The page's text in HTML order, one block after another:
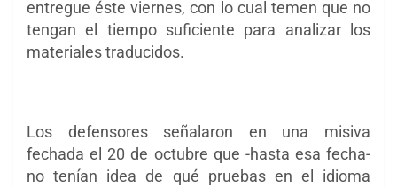
entregue éste viernes, con lo cual temen que no
tengan el tiempo suficiente para analizar los
materiales traducidos.
Los defensores señalaron en una misiva
fechada el 20 de octubre que -hasta esa fecha-
no tenían idea de qué pruebas en el idioma